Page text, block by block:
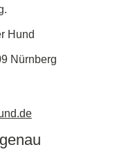
Hund
Nürnberg